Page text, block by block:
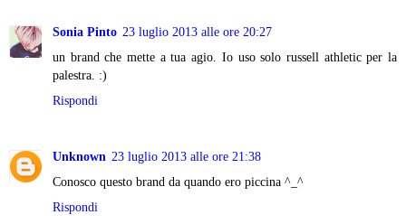
Sonia Pinto 23 luglio 2013 alle ore 20:27
un brand che mette a tua agio. Io uso solo russell athletic per la
palestra. :)
Rispondi
Unknown 23 luglio 2013 alle ore 21:38
Conosco questo brand da quando ero piccina ^_^
Rispondi